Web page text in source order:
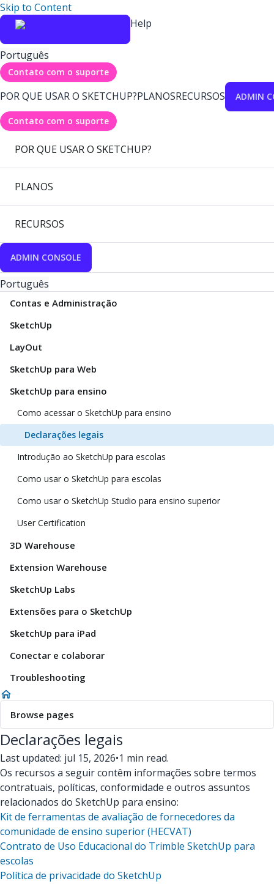
Skip to Content
Help
Português
Contato com o suporte
POR QUE USAR O SKETCHUP?PLANOSRECURSOS ADMIN
Contato com o suporte
POR QUE USAR O SKETCHUP?
PLANOS
RECURSOS
ADMIN CONSOLE
Português
Contas e Administração
SketchUp
LayOut
SketchUp para Web
SketchUp para ensino
Como acessar o SketchUp para ensino
Declarações legais
Introdução ao SketchUp para escolas
Como usar o SketchUp para escolas
Como usar o SketchUp Studio para ensino superior
User Certification
3D Warehouse
Extension Warehouse
SketchUp Labs
Extensões para o SketchUp
SketchUp para iPad
Conectar e colaborar
Troubleshooting
Browse pages
Declarações legais
Last updated: jul 15, 2026•1 min read.
Os recursos a seguir contêm informações sobre termos
contratuais, políticas, conformidade e outros assuntos
relacionados do SketchUp para ensino:
Kit de ferramentas de avaliação de fornecedores da
comunidade de ensino superior (HECVAT)
Contrato de Uso Educacional do Trimble SketchUp para
escolas
Política de privacidade do SketchUp